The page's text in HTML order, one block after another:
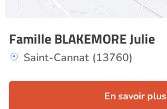
Famille BLAKEMORE Julie
Saint-Cannat (13760)
En savoir plus